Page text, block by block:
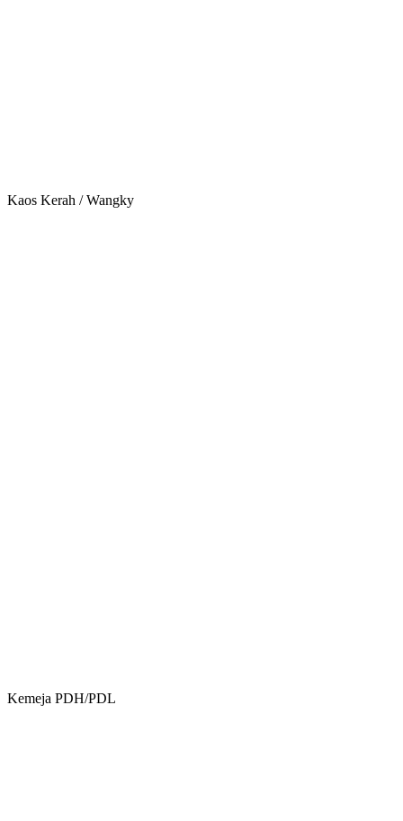
Kaos Kerah / Wangky
Kemeja PDH/PDL